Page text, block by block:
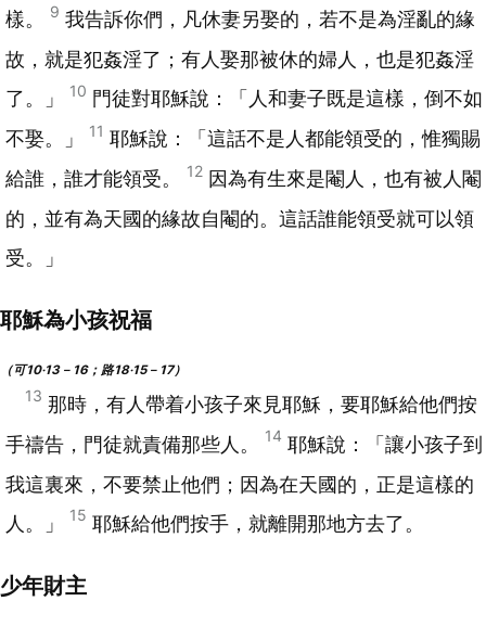
樣。
9 我告訴你們，凡休妻另娶的，若不是為淫亂的緣
故，就是犯姦淫了；有人娶那被休的婦人，也是犯姦淫
了。」
10 門徒對耶穌說：「人和妻子既是這樣，倒不如
不娶。」
11 耶穌說：「這話不是人都能領受的，惟獨賜
給誰，誰才能領受。
12 因為有生來是閹人，也有被人閹
的，並有為天國的緣故自閹的。這話誰能領受就可以領
受。」
耶穌為小孩祝福
（可10‧13－16；路18‧15－17）
13 那時，有人帶着小孩子來見耶穌，要耶穌給他們按
手禱告，門徒就責備那些人。
14 耶穌說：「讓小孩子到
我這裏來，不要禁止他們；因為在天國的，正是這樣的
人。」
15 耶穌給他們按手，就離開那地方去了。
少年財主